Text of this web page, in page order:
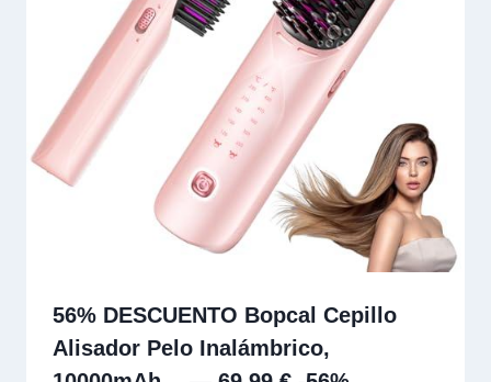
56% DESCUENTO Bopcal Cepillo
Alisador Pelo Inalámbrico,